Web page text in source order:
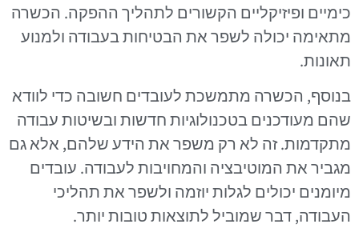
כימיים ופיזיקליים הקשורים לתהליך ההפקה. הכשרה
מתאימה יכולה לשפר את הבטיחות בעבודה ולמנוע
תאונות.
בנוסף, הכשרה מתמשכת לעובדים חשובה כדי לוודא
שהם מעודכנים בטכנולוגיות חדשות ובשיטות עבודה
מתקדמות. זה לא רק משפר את הידע שלהם, אלא גם
מגביר את המוטיבציה והמחויבות לעבודה. עובדים
מיומנים יכולים לגלות יוזמה ולשפר את תהליכי
העבודה, דבר שמוביל לתוצאות טובות יותר.